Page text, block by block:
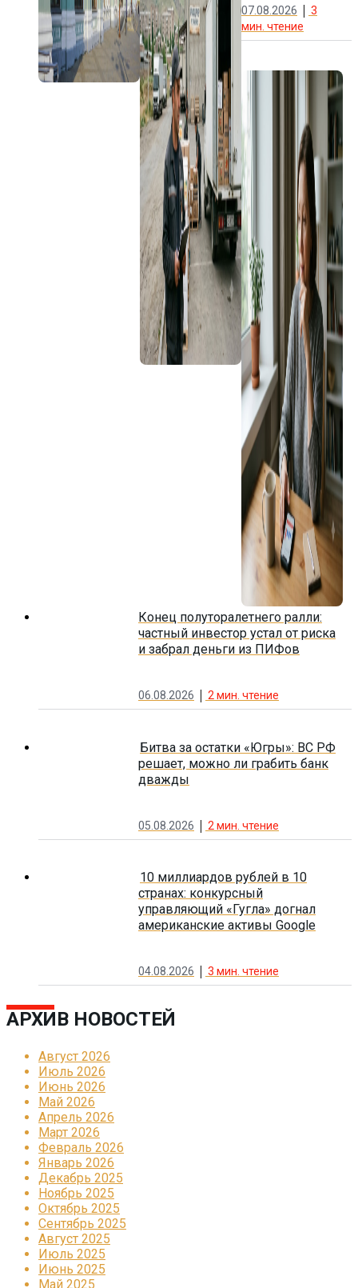
07.08.2026
3
мин. чтение
Конец полуторалетнего ралли:
частный инвестор устал от риска
и забрал деньги из ПИФов
06.08.2026 2мин. чтение
Битва за остатки «Югры»: ВС РФ
решает, можно ли грабить банк
дважды
05.08.2026 2 мин. чтение
10 миллиардов рублей в 10
странах: конкурсный
управляющий «Гугла» догнал
американские активы Google
04.08.2026 3 мин. чтение
АРХИВ НОВОСТЕЙ
Август 2026
Июль 2026
Июнь 2026
Май 2026
Апрель 2026
Март 2026
Февраль 2026
Январь 2026
Декабрь 2025
Ноябрь 2025
Октябрь 2025
Сентябрь 2025
Август 2025
Июль 2025
Июнь 2025
Май 2025